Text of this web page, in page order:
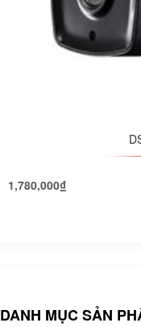
1,780,000₫
DANH MỤC SẢN